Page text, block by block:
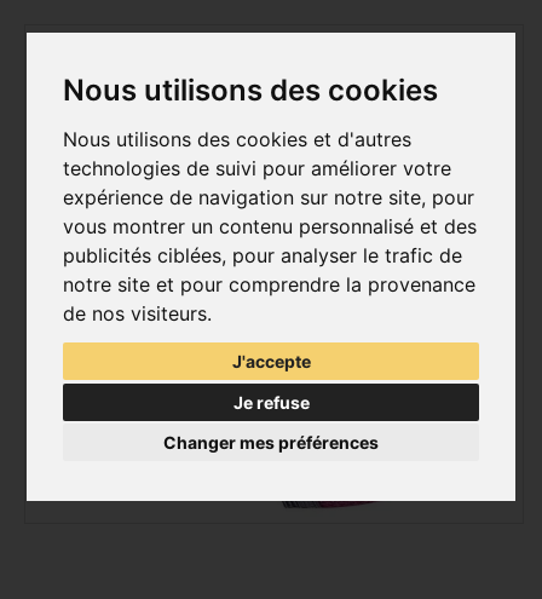
Nous utilisons des cookies
Nous utilisons des cookies et d'autres
technologies de suivi pour améliorer votre
expérience de navigation sur notre site, pour
vous montrer un contenu personnalisé et des
publicités ciblées, pour analyser le trafic de
notre site et pour comprendre la provenance
de nos visiteurs.
J'accepte
Je refuse
Changer mes préférences